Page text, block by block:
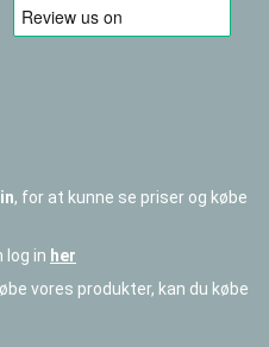
, for at kunne se priser og købe
log in her
vores produkter, kan du købe